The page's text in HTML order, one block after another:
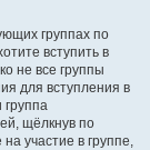
группах по
вступить в
не все группы
для вступления в
щёлкнув по
участие в группе,